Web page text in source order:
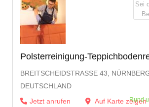
Polsterreinigung-
BREITSCHEIDSTRASSE 43, NÜRNBERG,
EUTSCHLAND
Jetzt anrufen
Auf Karte zeigen
Rund
Sei